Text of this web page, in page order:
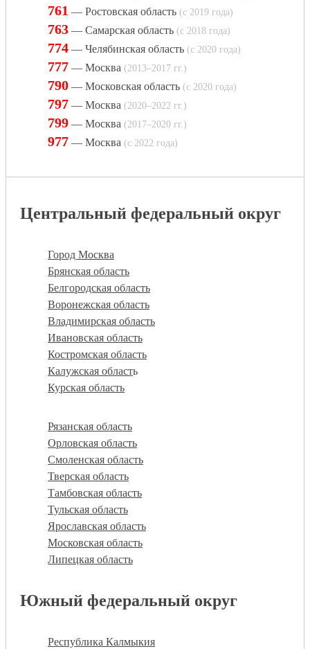
761 — Ростовская область (с 2019 года)
763 — Самарская область (с 2018 года)
774 — Челябинская область (с 2020 года)
777 — Москва (2013–2017 гг.)
790 — Московская область (с 2020 года)
797 — Москва (2020–2022 гг.)
799 — Москва (2017–2020 гг.)
977 — Москва (с 2022 года)
Центральный федеральный округ
Город Москва
Брянская область
Белгородская область
Воронежская область
Владимирская область
Ивановская область
Костромская область
Калужская область
Курская область
Рязанская область
Орловская область
Смоленская область
Тверская область
Тамбовская область
Тульская область
Ярославская область
Московская область
Липецкая область
Южный федеральный округ
Республика Калмыкия